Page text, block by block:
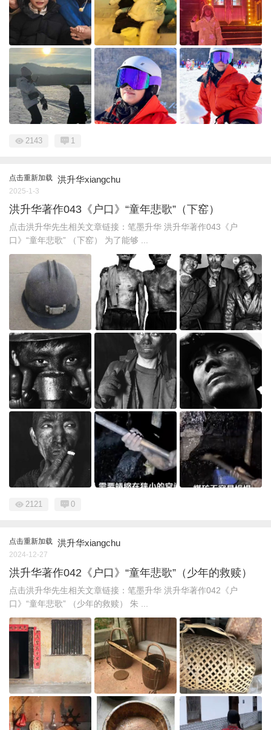
2143 1
点击重新加载 洪升华xiangchu
2025-1-3
洪升华著作043《户口》“童年悲歌”（下窑）
点击洪升华先生相关文章链接：笔墨升华 洪升华著作043《户
口》“童年悲歌” （下窑） 为了能够 ...
2121 0
点击重新加载 洪升华xiangchu
2024-12-27
洪升华著作042《户口》“童年悲歌”（少年的救赎）
点击洪升华先生相关文章链接：笔墨升华 洪升华著作042《户
口》“童年悲歌” （少年的救赎） 朱 ...